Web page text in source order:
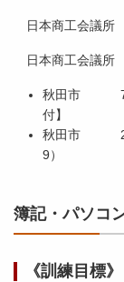
日本商工会議所
日本商工会議所
秋田市 7
付】
秋田市 2
9）
簿記・パソ
《訓練目標》